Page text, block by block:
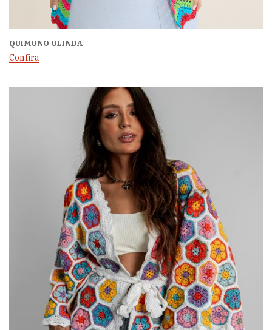
QUIMONO OLINDA
Confira